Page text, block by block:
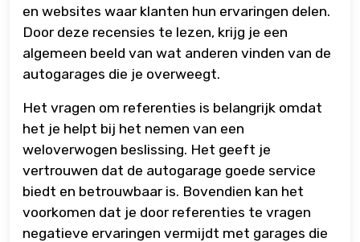
en websites waar klanten hun ervaringen delen.
Door deze recensies te lezen, krijg je een
algemeen beeld van wat anderen vinden van de
autogarages die je overweegt.
Het vragen om referenties is belangrijk omdat
het je helpt bij het nemen van een
weloverwogen beslissing. Het geeft je
vertrouwen dat de autogarage goede service
biedt en betrouwbaar is. Bovendien kan het
voorkomen dat je door referenties te vragen
negatieve ervaringen vermijdt met garages die